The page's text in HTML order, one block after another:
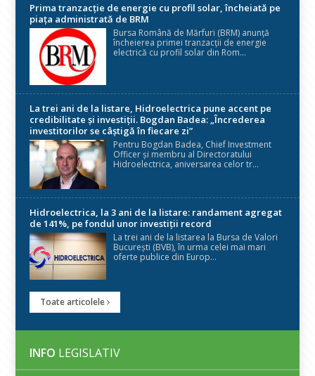
Prima tranzacție de energie cu profil solar, încheiată pe
piața administrată de BRM
Bursa Română de Mărfuri (BRM) anunță
încheierea primei tranzacții de energie
electrică cu profil solar din Rom...
La trei ani de la listare, Hidroelectrica pune accent pe
credibilitate și investiții. Bogdan Badea: „Încrederea
investitorilor se câștigă în fiecare zi”
Pentru Bogdan Badea, Chief Investment
Officer și membru al Directoratului
Hidroelectrica, aniversarea celor tr...
Hidroelectrica, la 3 ani de la listare: randament agregat
de 141%, pe fondul unor investiții record
La trei ani de la listarea la Bursa de Valori
București (BVB), în urma celei mai mari
oferte publice din Europ...
Toate articolele
INFO LEGISLATIV